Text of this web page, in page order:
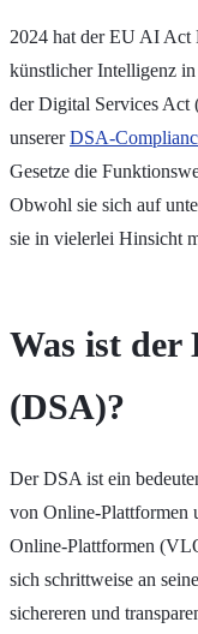
2024 hat der EU AI Act
künstlicher Intelligenz
der Digital Services
unsererDSA-
Gesetze die
Obwohl sie sich auf
sie in vielerlei Hinsicht
Was ist der
(DSA)?
Der DSA ist ein
von Online-Plattformen
Online-Plattformen
sich schrittweise an
sichereren und